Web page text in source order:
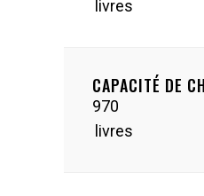
livres
CAPACITÉ DE
970
livres